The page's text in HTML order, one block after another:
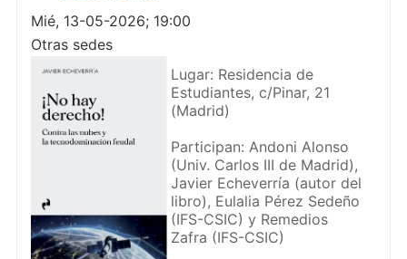
Mié, 13-05-2026; 19:00
Otras sedes
Lugar: Residencia de
Estudiantes, c/Pinar, 21
(Madrid)
Participan: Andoni Alonso
(Univ. Carlos III de Madrid),
Javier Echeverría (autor del
libro), Eulalia Pérez Sedeño
(IFS-CSIC) y Remedios
Zafra (IFS-CSIC)